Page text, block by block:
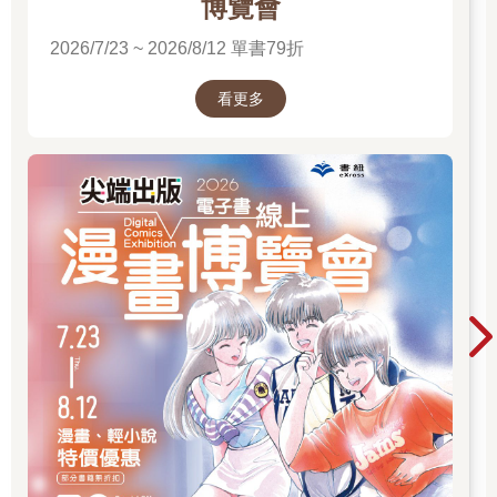
博覽會
2026/7/23 ~ 2026/8/12 單書79折
看更多